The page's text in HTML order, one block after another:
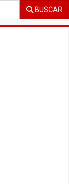
BUSCAR